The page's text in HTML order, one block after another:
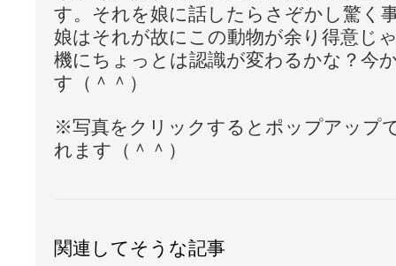
す。それを娘に話したらさぞかし驚く
娘はそれが故にこの動物が余り得意じ
機にちょっとは認識が変わるかな？今
す（＾＾）
※写真をクリックするとポップアップ
れます（＾＾）
関連してそうな記事